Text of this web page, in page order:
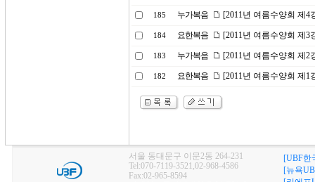
185 누가복음 [2011년 여름수양회 제
184 요한복음 [2011년 여름수양회 제
183 누가복음 [2011년 여름수양회 제
182 요한복음 [2011년 여름수양회 제
서울 동대문구 이문2동 264-231
Tel:070-7119-3521,02-968-4586
Fax:02-965-8594
[UBF한
[뉴욕